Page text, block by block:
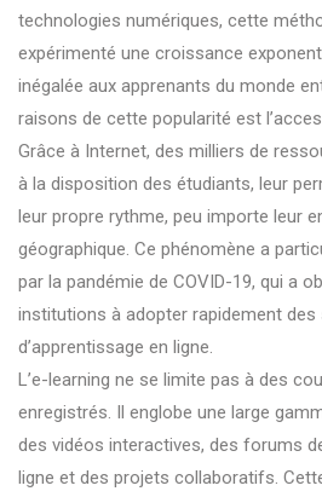
technologies numériques, cette
expérimenté une croissance
inégalée aux apprenants du monde
raisons de cette popularité est
Grâce à Internet, des milliers de
à la disposition des étudiants, leur
leur propre rythme, peu importe leur
géographique. Ce phénomène a
par la pandémie de COVID-19, qui a
institutions à adopter rapidement des
d’apprentissage en ligne.
L’e-learning ne se limite pas à des
enregistrés. Il englobe une large
des vidéos interactives, des forums
ligne et des projets collaboratifs.